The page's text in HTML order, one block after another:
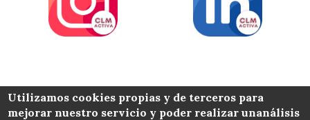
COLABORA
Utilizamos cookies propias y de terceros para
mejorar nuestro servicio y poder realizar unanálisis